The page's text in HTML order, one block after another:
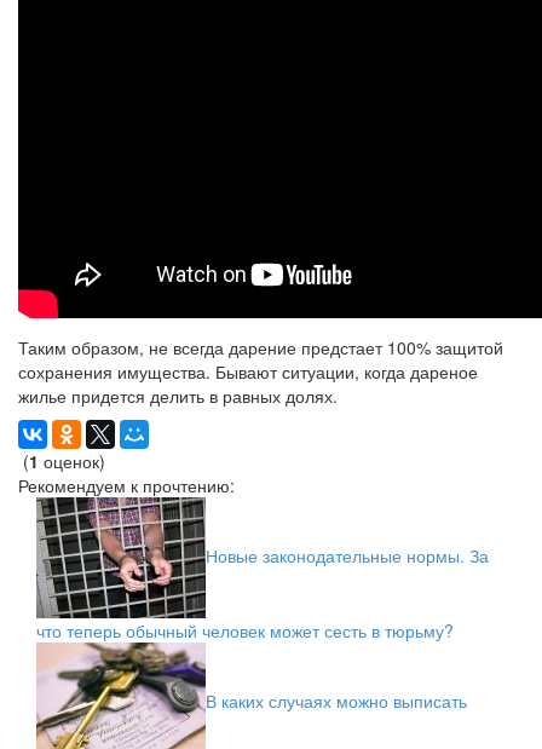
Таким образом, не всегда дарение предстает 100% защитой
сохранения имущества. Бывают ситуации, когда дареное
жилье придется делить в равных долях.
(1 оценок)
Рекомендуем к прочтению:
Новые законодательные нормы. За
что теперь обычный человек может сесть в тюрьму?
В каких случаях можно выписать